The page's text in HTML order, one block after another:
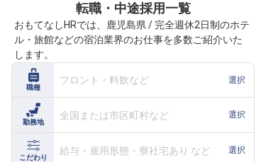
就職・転職 合同説明会
おもてなしHRについて
ご利用の流れ
よくある質問
ホテル・宿泊業界情報コラム
転職・中途採用一覧
おもてなしHRでは、鹿児島県 / 完全週休2日制のホテ
ル・旅館などの宿泊業界のお仕事を多数ご紹介いた
します。
職種
フロント・料飲など 選択
勤務地
全国または市区町村など 選択
こだわり
給与・雇用形態・寮社宅あり など 選択